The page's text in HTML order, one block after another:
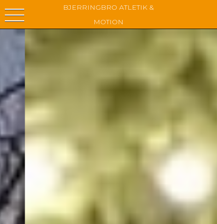
BJERRINGBRO ATLETIK &
MOTION